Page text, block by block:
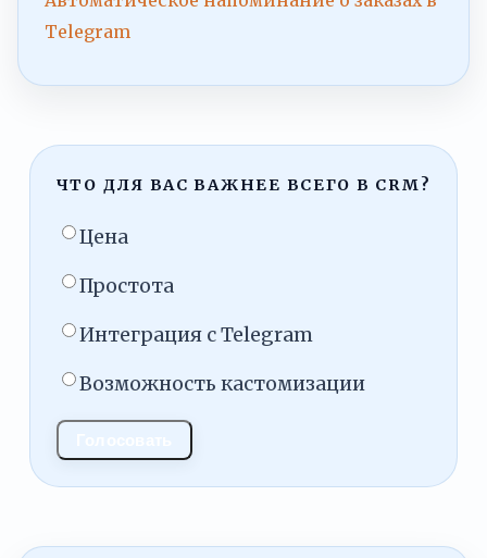
Telegram
ЧТО ДЛЯ ВАС ВАЖНЕЕ ВСЕГО В CRM?
Цена
Простота
Интеграция с Telegram
Возможность кастомизации